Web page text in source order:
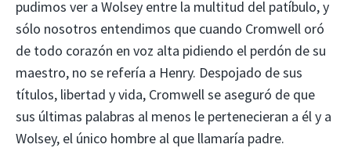
pudimos ver a Wolsey entre la multitud del patíbulo, y
sólo nosotros entendimos que cuando Cromwell oró
de todo corazón en voz alta pidiendo el perdón de su
maestro, no se refería a Henry. Despojado de sus
títulos, libertad y vida, Cromwell se aseguró de que
sus últimas palabras al menos le pertenecieran a él y a
Wolsey, el único hombre al que llamaría padre.